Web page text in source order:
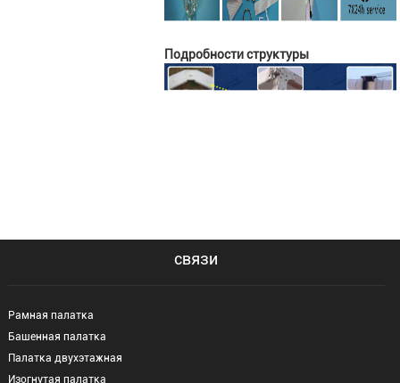
Подробности структуры
связи
Рамная палатка
Башенная палатка
Палатка двухэтажная
Изогнутая палатка